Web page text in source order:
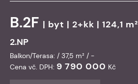
B.2F | byt | 2+kk | 124,1 m²
2.NP
Balkon/Terasa: / 37,5 m² / -
Cena vč. DPH: 9 790 000 Kč